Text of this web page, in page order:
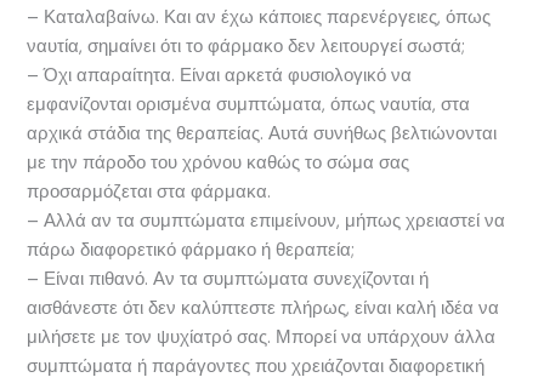
– Καταλαβαίνω. Και αν έχω κάποιες παρενέργειες, όπως
ναυτία, σημαίνει ότι το φάρμακο δεν λειτουργεί σωστά;
– Όχι απαραίτητα. Είναι αρκετά φυσιολογικό να
εμφανίζονται ορισμένα συμπτώματα, όπως ναυτία, στα
αρχικά στάδια της θεραπείας. Αυτά συνήθως βελτιώνονται
με την πάροδο του χρόνου καθώς το σώμα σας
προσαρμόζεται στα φάρμακα.
– Αλλά αν τα συμπτώματα επιμείνουν, μήπως χρειαστεί να
πάρω διαφορετικό φάρμακο ή θεραπεία;
– Είναι πιθανό. Αν τα συμπτώματα συνεχίζονται ή
αισθάνεστε ότι δεν καλύπτεστε πλήρως, είναι καλή ιδέα να
μιλήσετε με τον ψυχίατρό σας. Μπορεί να υπάρχουν άλλα
συμπτώματα ή παράγοντες που χρειάζονται διαφορετική